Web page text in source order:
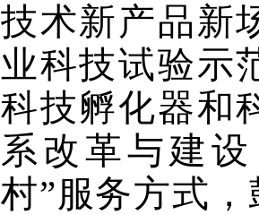
技术新产品新
业科技试验示
科技孵化器和
系改革与建
村”服务方式